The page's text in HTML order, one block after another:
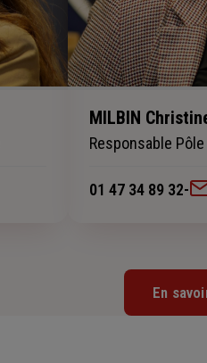
MILBIN
Responsable
01 47 34 89 32-
En